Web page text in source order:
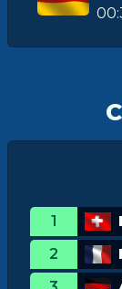
1
2